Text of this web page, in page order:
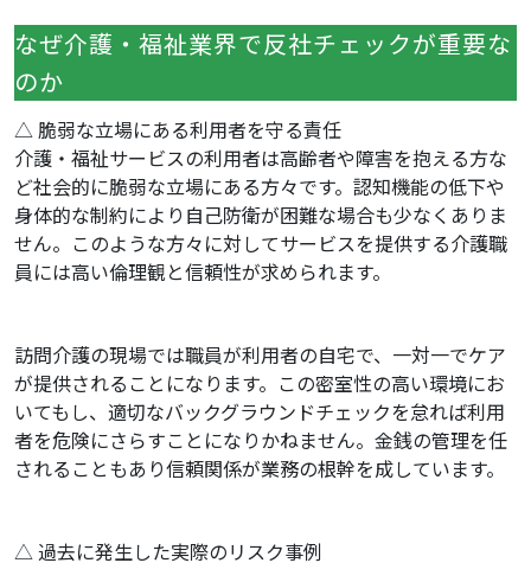
なぜ介護・福祉業界で反社チェックが重要な
のか
△ 脆弱な立場にある利用者を守る責任
介護・福祉サービスの利用者は高齢者や障害を抱える方な
ど社会的に脆弱な立場にある方々です。認知機能の低下や
身体的な制約により自己防衛が困難な場合も少なくありま
せん。このような方々に対してサービスを提供する介護職
員には高い倫理観と信頼性が求められます。
訪問介護の現場では職員が利用者の自宅で、一対一でケア
が提供されることになります。この密室性の高い環境にお
いてもし、適切なバックグラウンドチェックを怠れば利用
者を危険にさらすことになりかねません。金銭の管理を任
されることもあり信頼関係が業務の根幹を成しています。
△ 過去に発生した実際のリスク事例